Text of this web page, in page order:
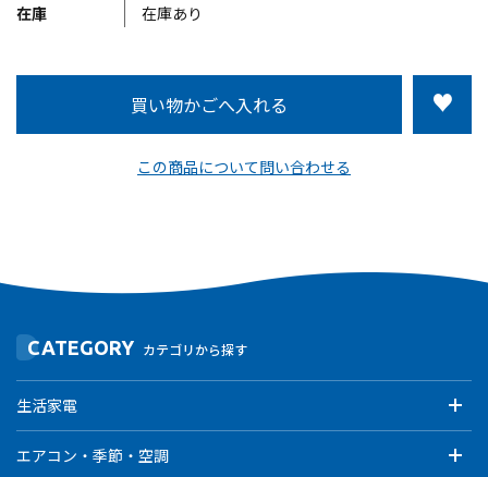
在庫 在庫あり
この商品について問い合わせる
CATEGORY カテゴリから探す
生活家電
エアコン・季節・空調